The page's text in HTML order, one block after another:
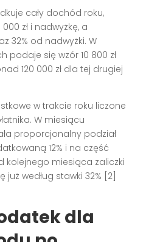
cały dochód roku,
zł i nadwyżkę, a
32% od nadwyżki. W
podaje się wzór 10 800 zł
120 000 zł dla tej drugiej
w trakcie roku liczone
W miesiącu
proporcjonalny podział
12% i na część
kolejnego miesiąca zaliczki
według stawki 32% [2]
dla